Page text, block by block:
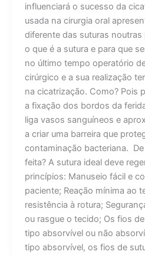
influenciará o sucesso da
usada na cirurgia oral
diferente das suturas
o que é a sutura e para que
no último tempo operatório
cirúrgico e a sua realização
na cicatrização. Como? Pois
a fixação dos bordos da
liga vasos sanguíneos e
a criar uma barreira que
contaminação bacteriana.
feita? A sutura ideal deve
princípios: Manuseio fácil e
paciente; Reação mínima ao
resistência à rotura;
ou rasgue o tecido; Os fios
tipo absorvível ou não
tipo absorvível, os fios de